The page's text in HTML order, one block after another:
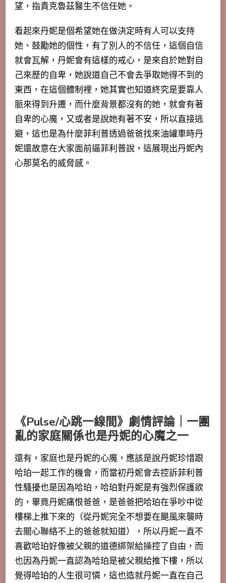
望，指責克魯茲醫生不信任她。
看起來丹妮是個希望她在做決定時有人可以支持
她、鼓勵她的個性，有了別人的不信任，這個自信
就會瓦解，丹妮會有這樣的戒心，是來自於她對自
己來歷的自卑，她說道自己不會去爭取她得不到的
東西，在這個體制裡，她其實也知道終究是要靠人
脈來得到升遷，而什麼背景都沒有的她，就會有著
自卑的心魔，又或者是說她有著不安，所以直接逃
避，這也是為什麼菲利普透過爸爸找來油罐車時丹
妮還故意在大家面前逼菲利普說，這展現出丹妮內
心那莫名的威脅感。
《Pulse/心跳一線間》劇情評論｜一團
亂的家庭關係也是丹妮的心魔之一
還有，家庭也是丹妮的心魔，應該是說丹妮珍惜跟
哈珀一起工作的機會，而當初丹妮會去控訴菲利普
性騷擾也是因為哈珀，哈珀對丹妮是有強烈保護欲
的，畢竟丹妮痛恨爸爸，是爸爸把哈珀在爭吵中從
樓梯上推下來的（從丹妮完全不想要在颶風來襲時
去關心聯絡不上的爸爸就知道），所以丹妮一直不
喜歡哈珀好像被父親的道德綁架給操控了自由，而
也因為丹妮一直認為哈珀是被父親給推下樓，所以
覺得哈珀的人生很可憐，這也造就丹妮一直在自己